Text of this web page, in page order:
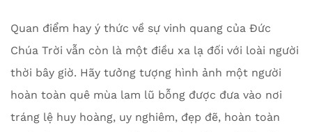
Quan điểm hay ý thức về sự vinh quang của Đức
Chúa Trời vẫn còn là một điều xa lạ đối với loài người
thời bây giờ. Hãy tưởng tượng hình ảnh một người
hoàn toàn quê mùa lam lũ bỗng được đưa vào nơi
tráng lệ huy hoàng, uy nghiêm, đẹp đẽ, hoàn toàn